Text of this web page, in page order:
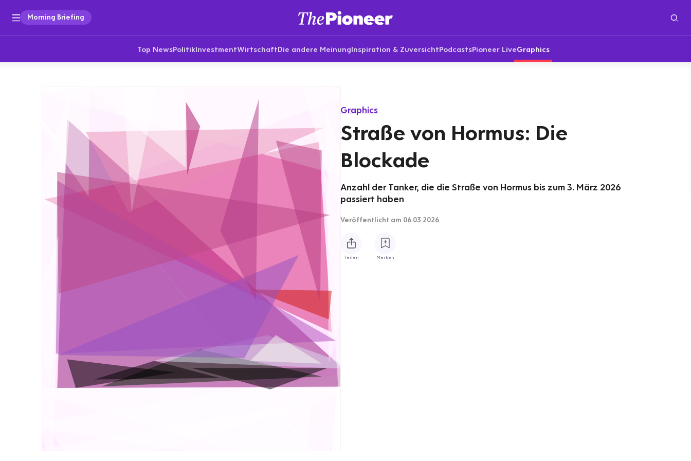
Morning Briefing
Top NewsPolitikInvestmentWirtschaftDie andere MeinungInspiration & ZuversichtPodcastsPioneer LiveGraphics
Graphics
Straße von Hormus: Die
Blockade
Anzahl der Tanker, die die Straße von Hormus bis zum 3. März 2026
passiert haben
Veröffentlicht am 06.03.2026
Teilen Merken